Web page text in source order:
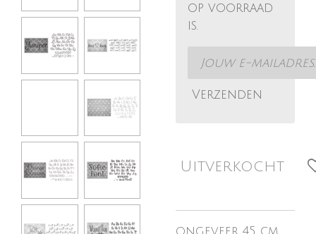
op voorraad
is.
Verzenden
Uitverkocht